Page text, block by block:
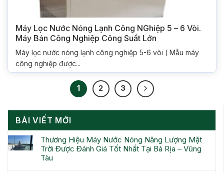
BÀI VIẾT MỚI
Thương Hiệu Máy Nước Nóng Năng Lượng Mặt
Trời Được Đánh Giá Tốt Nhất Tại Bà Rịa – Vũng
Tàu
Máy Lọc Nước Nóng Lạnh Công NGhiệp 5 – 6 Vòi.
Máy Bán Công Nghiệp Công Suất Lớn
Máy lọc nước nóng lạnh công nghiệp 5-6 vòi ( Mẫu máy
công nghiệp được...
1 2 3